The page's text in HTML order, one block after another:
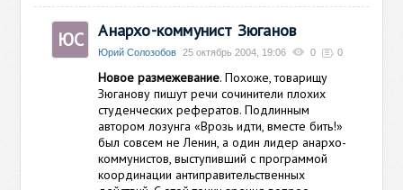
ЮС Анархо-коммунист Зюганов
Юрий Солозобов 25 октябрь 2004, 19:06 0 0
Новое размежевание. Похоже, товарищу
Зюганову пишут речи сочинители плохих
студенческих рефератов. Подлинным
автором лозунга «Врозь идти, вместе бить!»
был совсем не Ленин, а один лидер анархо-
коммунистов, выступивший с программой
координации антиправительственных